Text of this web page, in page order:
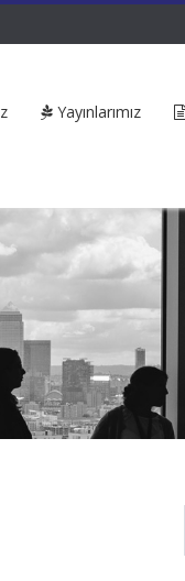
Yayınlarımız